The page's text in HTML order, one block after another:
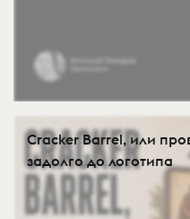
Cracker Barrel, или
задолго до логотипа